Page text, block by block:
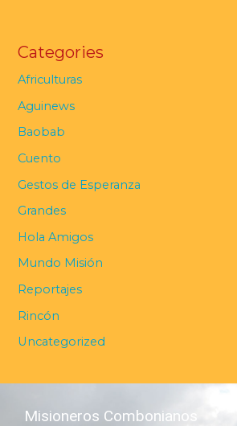
Categories
Africulturas
Aguinews
Baobab
Cuento
Gestos de Esperanza
Grandes
Hola Amigos
Mundo Misión
Reportajes
Rincón
Uncategorized
Misioneros Combonianos